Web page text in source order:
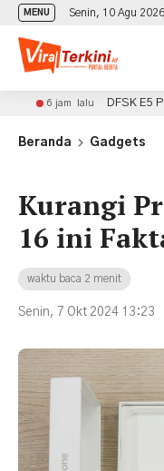
MENU Senin, 10 Agu 2026
6 jam lalu DFSK E5 Plus
Beranda Gadgets
Kurangi
16 ini
waktu baca 2 menit
Senin, 7 Okt 2024 13:23